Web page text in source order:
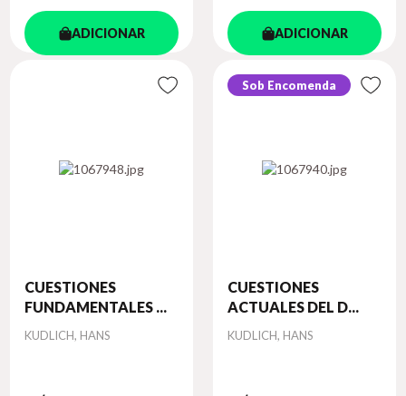
ADICIONAR ADICIONAR
CUESTIONES
FUNDAMENTALES ...
Autor
KUDLICH, HANS
Sob Encomenda
CUESTIONES
ACTUALES DEL D...
Autor
KUDLICH, HANS